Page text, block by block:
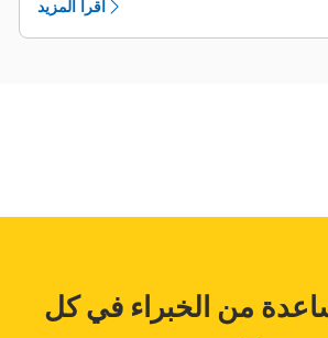
Health – Office، أداة مكتبية للعرض الرسومي للبيانات
إرسال إشعارات بالأحداث آنيًا، واستقصاء
اقرأ المزيد
من الخبراء في كل